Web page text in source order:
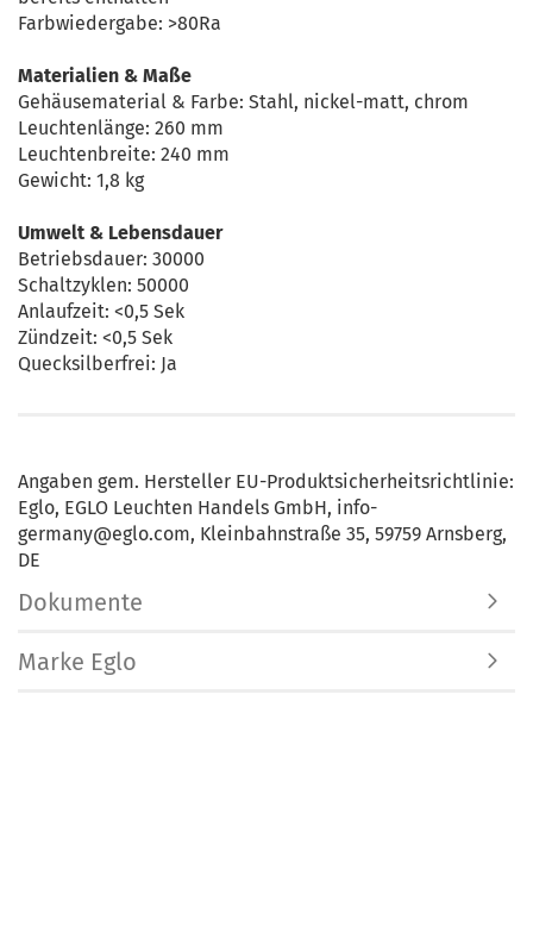
Farbwiedergabe: >80Ra
Materialien & Maße
Gehäusematerial & Farbe: Stahl, nickel-matt, chrom
Leuchtenlänge: 260 mm
Leuchtenbreite: 240 mm
Gewicht: 1,8 kg
Umwelt & Lebensdauer
Betriebsdauer: 30000
Schaltzyklen: 50000
Anlaufzeit: <0,5 Sek
Zündzeit: <0,5 Sek
Quecksilberfrei: Ja
Angaben gem. Hersteller EU-Produktsicherheitsrichtlinie:
Eglo, EGLO Leuchten Handels GmbH, info-
germany@eglo.com, Kleinbahnstraße 35, 59759 Arnsberg,
DE
Dokumente
Marke Eglo